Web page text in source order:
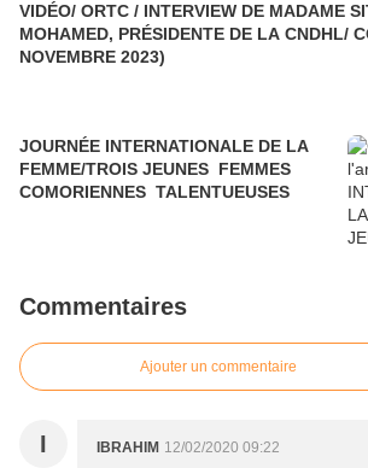
VIDÉO/ ORTC / INTERVIEW DE MADAME SITTOU RAGHADAT
MOHAMED, PRÉSIDENTE DE LA CNDHL/
NOVEMBRE 2023)
JOURNÉE INTERNATIONALE DE LA
FEMME/TROIS JEUNES FEMMES
COMORIENNES TALENTUEUSES
Commentaires
Ajouter un commentaire
I IBRAHIM 12/02/2020 09:22